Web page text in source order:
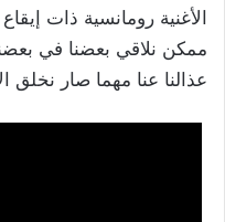
الأغنية رومانسية ذات
ممكن نلاقي بعضنا في
عذالنا عنا مهما صار نخلق